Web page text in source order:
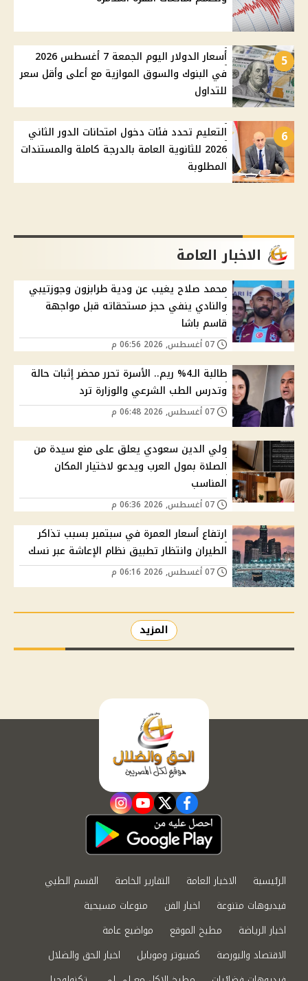
5
أسعار الدولار اليوم الجمعة 7 أغسطس 2026
في البنوك والسوق الموازية مع أعلى وأقل سعر
للتداول
6
التعليم تحدد فئات دخول امتحانات الدور الثاني
2026 للثانوية العامة بالدرجة كاملة والمستندات
المطلوبة
الاخبار العامة
محمد صلاح يغيب عن ودية طرابزون وجوزتيبي
والنادي ينفي حجز مستحقاته قبل مواجهة
قاسم باشا
طالبة الـ4% ريم.. الأسرة تحرر محضر إثبات حالة
وتدرس الطب الشرعي والوزارة ترد
ولي الدين سعودي يعلق على منع سيدة من
الصلاة بمول العرب ويدعو لاختيار المكان
المناسب
ارتفاع أسعار العمرة في سبتمبر بسبب تذاكر
الطيران وانتظار تطبيق نظام الإعاشة عبر نسك
المزيد
facebook
twitter
youtube
instagram
الرئيسية الاخبار العامة التقارير الخاصة
القسم الطبي
فيديوهات متنوعة
اخبار الفن
منوعات مسيحية
اخبار الرياضة
مطبخ الموقع
مواضيع عامة
الاقتصاد والبورصة
كمبيوتر وموبايل
اخبار الحق والضلال